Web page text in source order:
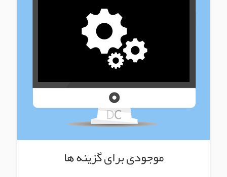
موجودی برای گزینه ها